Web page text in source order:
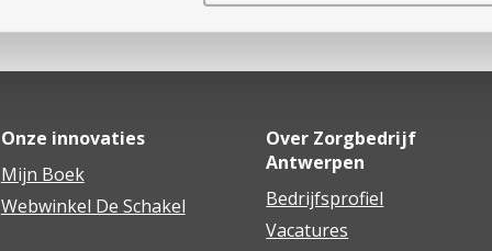
Delen
Onze innovaties
Mijn Boek
Webwinkel De Schakel
Over Zorgbedrijf
Antwerpen
Bedrijfsprofiel
Vacatures